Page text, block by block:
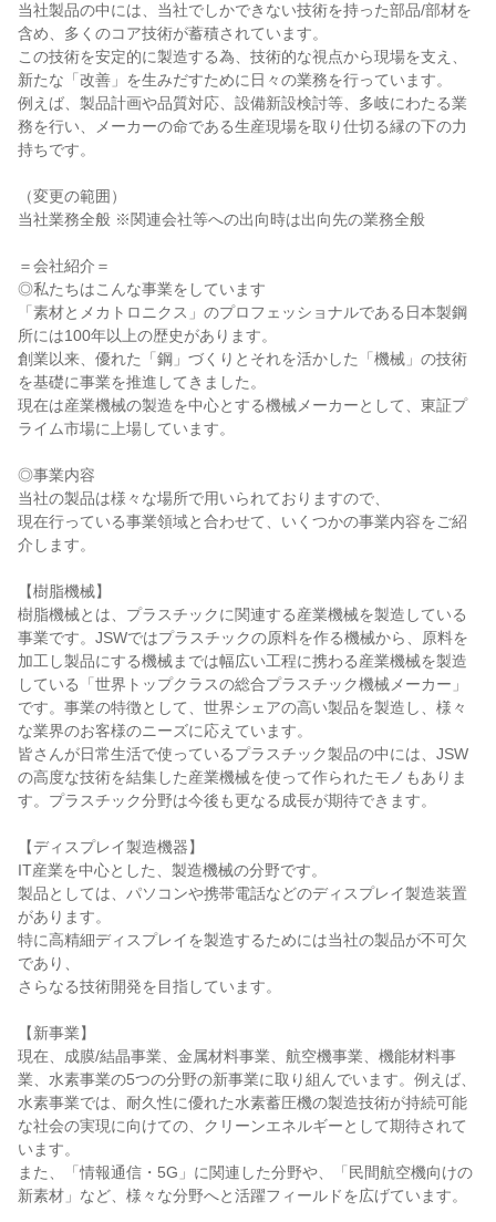
当社製品の中には、当社でしかできない技術を持った部品/部材を
含め、多くのコア技術が蓄積されています。
この技術を安定的に製造する為、技術的な視点から現場を支え、
新たな「改善」を生みだすために日々の業務を行っています。
例えば、製品計画や品質対応、設備新設検討等、多岐にわたる業
務を行い、メーカーの命である生産現場を取り仕切る縁の下の力
持ちです。
（変更の範囲）
当社業務全般 ※関連会社等への出向時は出向先の業務全般
＝会社紹介＝
◎私たちはこんな事業をしています
「素材とメカトロニクス」のプロフェッショナルである日本製鋼
所には100年以上の歴史があります。
創業以来、優れた「鋼」づくりとそれを活かした「機械」の技術
を基礎に事業を推進してきました。
現在は産業機械の製造を中心とする機械メーカーとして、東証プ
ライム市場に上場しています。
◎事業内容
当社の製品は様々な場所で用いられておりますので、
現在行っている事業領域と合わせて、いくつかの事業内容をご紹
介します。
【樹脂機械】
樹脂機械とは、プラスチックに関連する産業機械を製造している
事業です。JSWではプラスチックの原料を作る機械から、原料を
加工し製品にする機械までは幅広い工程に携わる産業機械を製造
している「世界トップクラスの総合プラスチック機械メーカー」
です。事業の特徴として、世界シェアの高い製品を製造し、様々
な業界のお客様のニーズに応えています。
皆さんが日常生活で使っているプラスチック製品の中には、JSW
の高度な技術を結集した産業機械を使って作られたモノもありま
す。プラスチック分野は今後も更なる成長が期待できます。
【ディスプレイ製造機器】
IT産業を中心とした、製造機械の分野です。
製品としては、パソコンや携帯電話などのディスプレイ製造装置
があります。
特に高精細ディスプレイを製造するためには当社の製品が不可欠
であり、
さらなる技術開発を目指しています。
【新事業】
現在、成膜/結晶事業、金属材料事業、航空機事業、機能材料事
業、水素事業の5つの分野の新事業に取り組んでいます。例えば、
水素事業では、耐久性に優れた水素蓄圧機の製造技術が持続可能
な社会の実現に向けての、クリーンエネルギーとして期待されて
います。
また、「情報通信・5G」に関連した分野や、「民間航空機向けの
新素材」など、様々な分野へと活躍フィールドを広げています。